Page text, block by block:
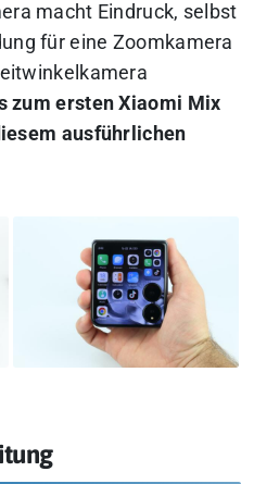
macht Eindruck, selbst
für eine Zoomkamera
zum ersten Xiaomi Mix
ausführlichen